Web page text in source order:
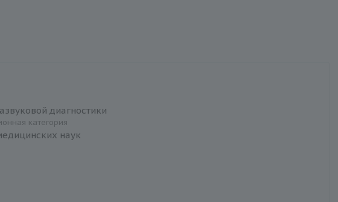
диагностики
категория
наук